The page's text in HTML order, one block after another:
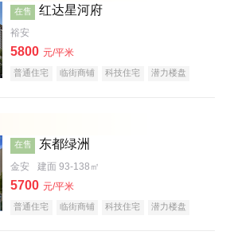
在售 红达星河府
裕安
5800 元/平米
普通住宅 临街商铺 科技住宅
潜力楼盘
在售 东都绿洲
金安 建面 93-138㎡
5700 元/平米
普通住宅 临街商铺 科技住宅
潜力楼盘